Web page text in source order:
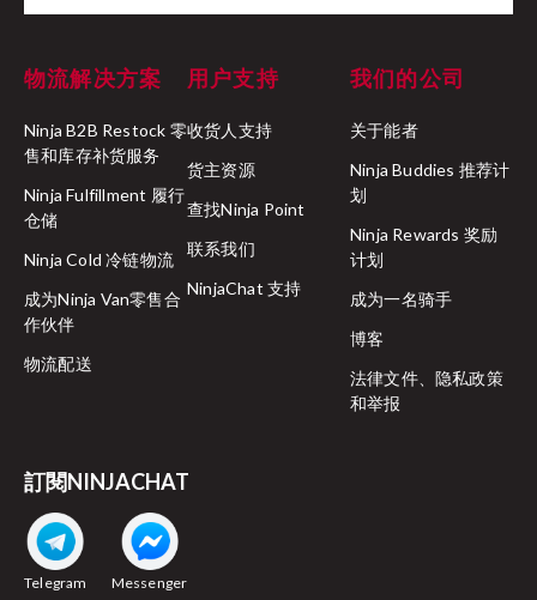
物流解决方案
Ninja B2B Restock 零
售和库存补货服务
Ninja Fulfillment 履行
仓储
Ninja Cold 冷链物流
成为Ninja Van零售合
作伙伴
物流配送
用户支持
收货人支持
货主资源
查找Ninja Point
联系我们
NinjaChat 支持
我们的公司
关于能者
Ninja Buddies 推荐计
划
Ninja Rewards 奖励
计划
成为一名骑手
博客
法律文件、隐私政策
和举报
訂閱NINJACHAT
Telegram Messenger